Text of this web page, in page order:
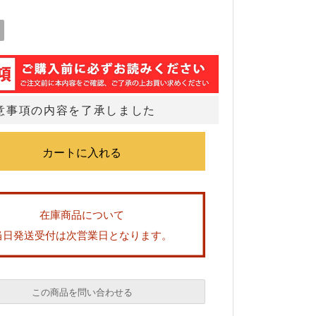
事項の内容を了承しました
在庫商品について
日発送受付は次営業日となります。
この商品を問い合わせる